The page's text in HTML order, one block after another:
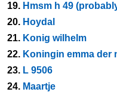
19. Hmsm h 49
20. Hoydal
21. Konig wilhelm
22. Koningin emma der
23. L 9506
24. Maartje